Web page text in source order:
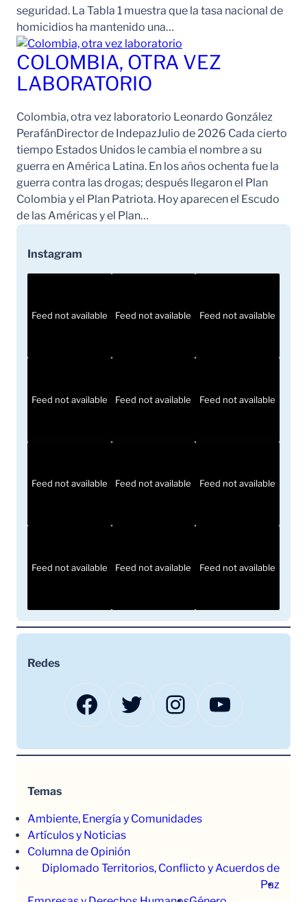
seguridad. La Tabla 1 muestra que la tasa nacional de
homicidios ha mantenido una…
COLOMBIA, OTRA VEZ
LABORATORIO
Colombia, otra vez laboratorio Leonardo González
PerafánDirector de IndepazJulio de 2026 Cada cierto
tiempo Estados Unidos le cambia el nombre a su
guerra en América Latina. En los años ochenta fue la
guerra contra las drogas; después llegaron el Plan
Colombia y el Plan Patriota. Hoy aparecen el Escudo
de las Américas y el Plan…
Instagram
Feed not available Feed not available Feed not available
Feed not available Feed not available Feed not available
Feed not available Feed not available Feed not available
Feed not available Feed not available Feed not available
Redes
Facebook Twitter Instagram YouTube
Temas
Ambiente, Energía y Comunidades
Artículos y Noticias
Columna de Opinión
Diplomado Territorios, Conflicto y Acuerdos de
Paz